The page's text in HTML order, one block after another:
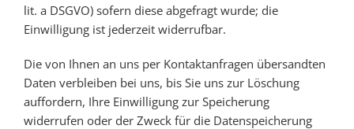
lit. a DSGVO) sofern diese abgefragt wurde; die
Einwilligung ist jederzeit widerrufbar.
Die von Ihnen an uns per Kontaktanfragen übersandten
Daten verbleiben bei uns, bis Sie uns zur Löschung
auffordern, Ihre Einwilligung zur Speicherung
widerrufen oder der Zweck für die Datenspeicherung